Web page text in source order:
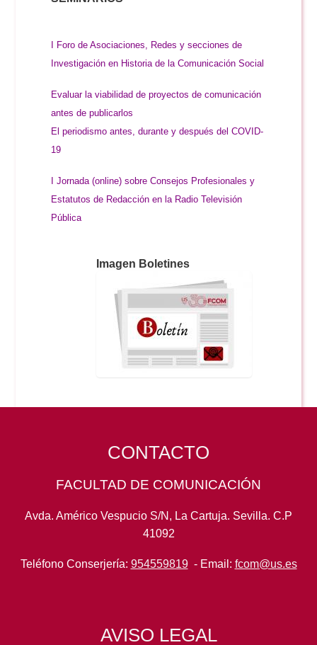
I Foro de Asociaciones, Redes y secciones de
Investigación en Historia de la Comunicación Social
Evaluar la viabilidad de proyectos de comunicación
antes de publicarlos
El periodismo antes, durante y después del COVID-
19
I Jornada (online) sobre Consejos Profesionales y
Estatutos de Redacción en la Radio Televisión
Pública
Imagen Boletines
CONTACTO
FACULTAD DE COMUNICACIÓN
Avda. Américo Vespucio S/N, La Cartuja. Sevilla. C.P
41092
Teléfono Conserjería: 954559819- Email: fcom@us.es
AVISO LEGAL